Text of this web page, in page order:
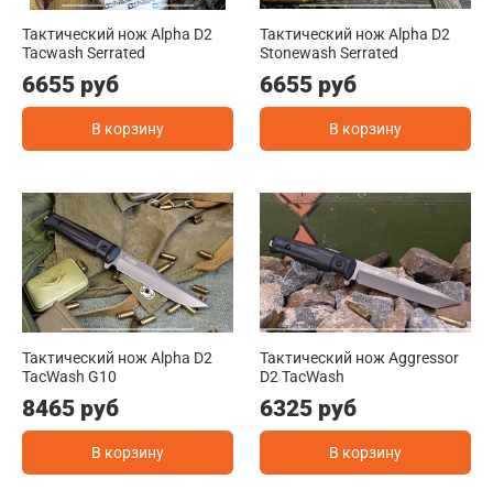
Тактический нож Alpha D2
Tacwash Serrated
6655 руб
В корзину
Тактический нож Alpha D2
Stonewash Serrated
6655 руб
В корзину
Тактический нож Alpha D2
TacWash G10
8465 руб
В корзину
Тактический нож Aggressor
D2 TacWash
6325 руб
В корзину